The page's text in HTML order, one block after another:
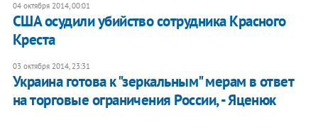
04 октября 2014, 00:01
США осудили убийство сотрудника Красного
Креста
03 октября 2014, 23:31
Украина готова к "зеркальным" мерам в ответ
на торговые ограничения России, - Яценюк